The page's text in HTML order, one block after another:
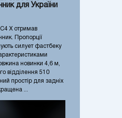
для України
X отримав
Пропорції
силует фастбеку
новинки 4,6 м,
відділення 510
простір для задніх
...